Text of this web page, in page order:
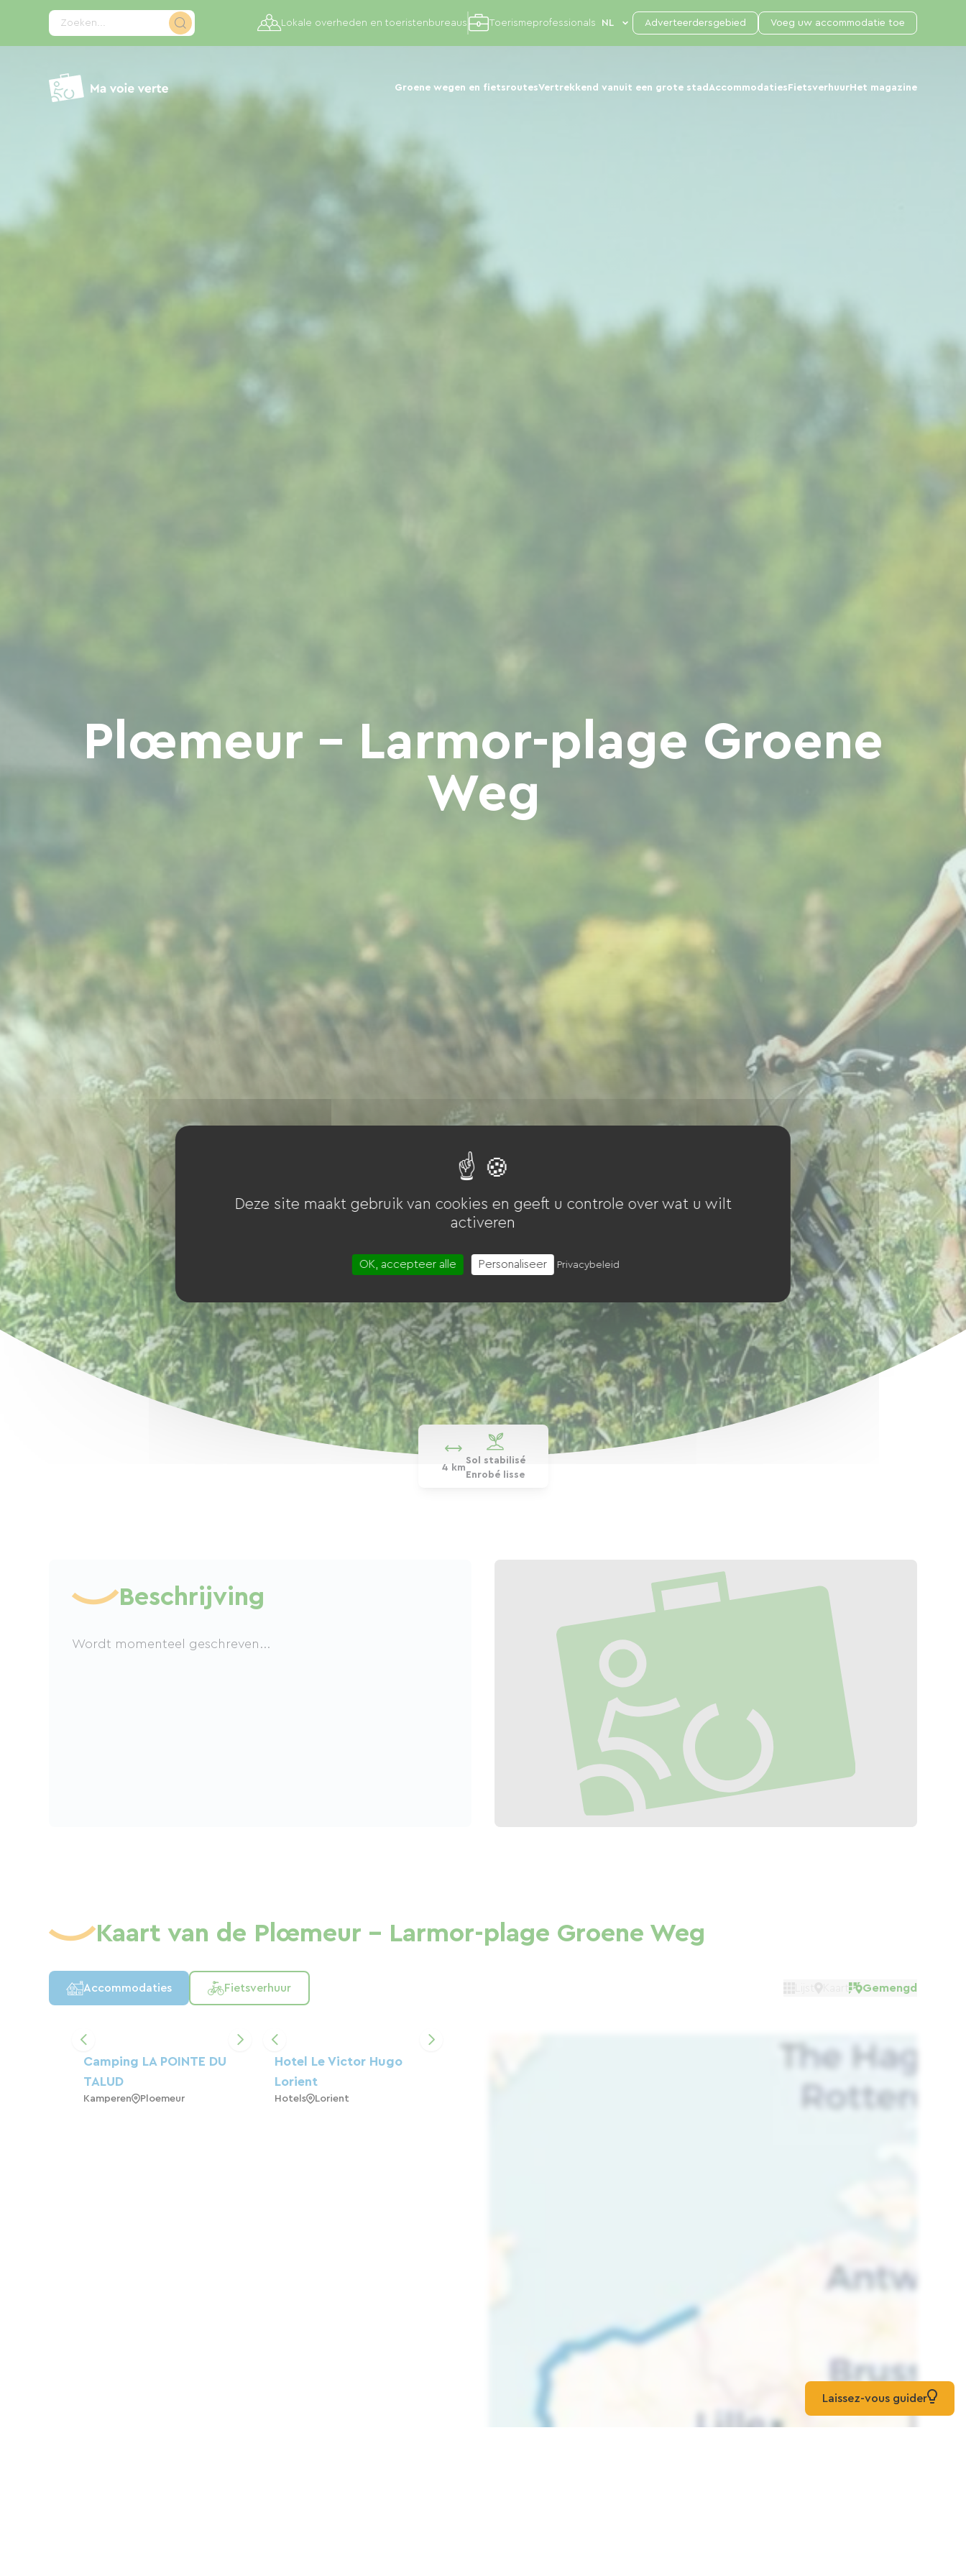
Zoeken...
Groene wegen en fietsroutesVertrekkend vanuit een grote stad Accommodaties Fietsverhuur Het magazine
Lokale overheden en toeristenbureaus Toerismeprofessionals Adverteerdersgebied Voeg uw accommodatie toe
Plœmeur - Larmor-plage Groene
Weg
4 km
Sol stabilisé
Enrobé lisse
Beschrijving
Wordt momenteel geschreven...
Kaart van de Plœmeur - Larmor-plage Groene Weg
Accommodaties Fietsverhuur Gemengd
Camping LA POINTE DU
TALUD
Kamperen Ploemeur
Hotel Le Victor Hugo
Lorient
Hotels Lorient
Laissez-vous guider
Cookies beheer paneel
Deze site maakt gebruik van cookies en geeft u controle over wat u wilt
activeren
OK, accepteer alle Personaliseer Privacybeleid